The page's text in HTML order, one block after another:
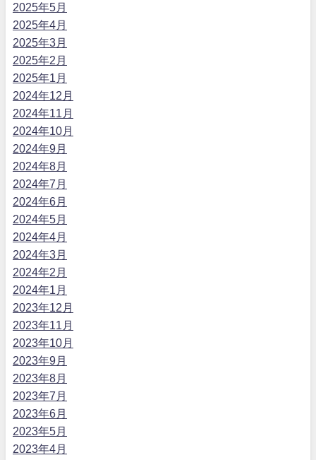
2025年5月
2025年4月
2025年3月
2025年2月
2025年1月
2024年12月
2024年11月
2024年10月
2024年9月
2024年8月
2024年7月
2024年6月
2024年5月
2024年4月
2024年3月
2024年2月
2024年1月
2023年12月
2023年11月
2023年10月
2023年9月
2023年8月
2023年7月
2023年6月
2023年5月
2023年4月